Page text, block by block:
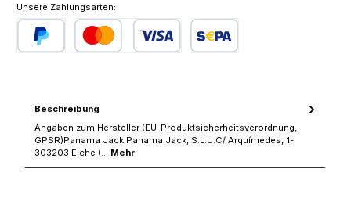
Unsere Zahlungsarten:
Beschreibung
Angaben zum Hersteller (EU-Produktsicherheitsverordnung,
GPSR)Panama Jack Panama Jack, S.L.U.C/ Arquímedes, 1-
303203 Elche (… Mehr